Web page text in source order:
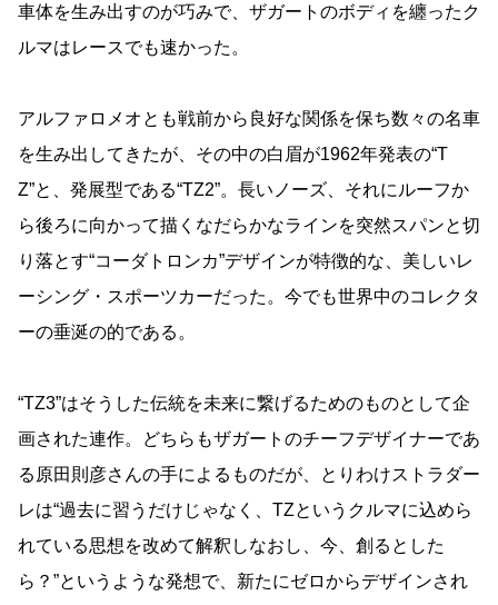
車体を生み出すのが巧みで、ザガートのボディを纏ったク
ルマはレースでも速かった。
アルファロメオとも戦前から良好な関係を保ち数々の名車
を生み出してきたが、その中の白眉が1962年発表の“T
Z”と、発展型である“TZ2”。長いノーズ、それにルーフか
ら後ろに向かって描くなだらかなラインを突然スパンと切
り落とす“コーダトロンカ”デザインが特徴的な、美しいレ
ーシング・スポーツカーだった。今でも世界中のコレクタ
ーの垂涎の的である。
“TZ3”はそうした伝統を未来に繋げるためのものとして企
画された連作。どちらもザガートのチーフデザイナーであ
る原田則彦さんの手によるものだが、とりわけストラダー
レは“過去に習うだけじゃなく、TZというクルマに込めら
れている思想を改めて解釈しなおし、今、創るとした
ら？”というような発想で、新たにゼロからデザインされ